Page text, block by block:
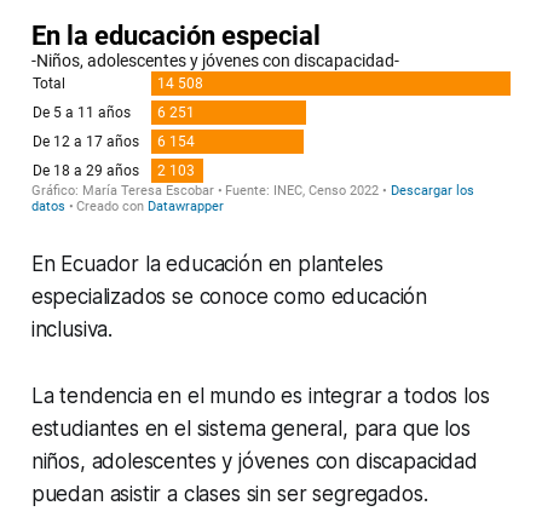
En Ecuador la educación en planteles
especializados se conoce como educación
inclusiva.
La tendencia en el mundo es integrar a todos los
estudiantes en el sistema general, para que los
niños, adolescentes y jóvenes con discapacidad
puedan asistir a clases sin ser segregados.